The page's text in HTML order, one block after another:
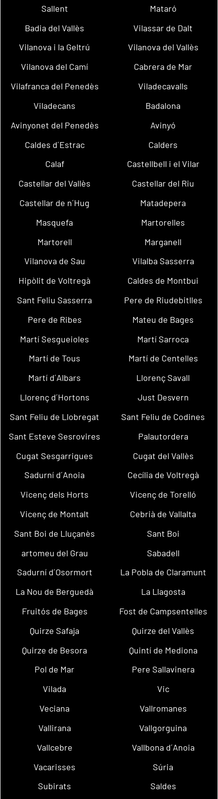
Sallent
Mataró
Badia del Vallès
Vilassar de Dalt
Vilanova i la Geltrú
Vilanova del Vallès
Vilanova del Camí
Cabrera de Mar
Vilafranca del Penedès
Viladecavalls
Viladecans
Badalona
Avinyonet del Penedès
Avinyó
Caldes d´Estrac
Calders
Calaf
Castellbell i el Vilar
Castellar del Vallès
Castellar del Riu
Castellar de n´Hug
Matadepera
Masquefa
Martorelles
Martorell
Marganell
Vilanova de Sau
Vilalba Sasserra
Hipòlit de Voltregà
Caldes de Montbui
Sant Feliu Sasserra
Pere de Riudebitlles
Pere de Ribes
Mateu de Bages
Martí Sesgueioles
Martí Sarroca
Martí de Tous
Martí de Centelles
Martí d´Albars
Llorenç Savall
Llorenç d´Hortons
Just Desvern
Sant Feliu de Llobregat
Sant Feliu de Codines
Sant Esteve Sesrovires
Palautordera
Cugat Sesgarrigues
Cugat del Vallès
Sadurní d´Anoia
Cecília de Voltregà
Vicenç dels Horts
Vicenç de Torelló
Vicenç de Montalt
Cebrià de Vallalta
Sant Boi de Lluçanès
Sant Boi
artomeu del Grau
Sabadell
Sadurní d´Osormort
La Pobla de Claramunt
La Nou de Berguedà
La Llagosta
Fruitós de Bages
Fost de Campsentelles
Quirze Safaja
Quirze del Vallès
Quirze de Besora
Quintí de Mediona
Pol de Mar
Pere Sallavinera
Vilada
Vic
Veciana
Vallromanes
Vallirana
Vallgorguina
Vallcebre
Vallbona d´Anoia
Vacarisses
Súria
Subirats
Saldes